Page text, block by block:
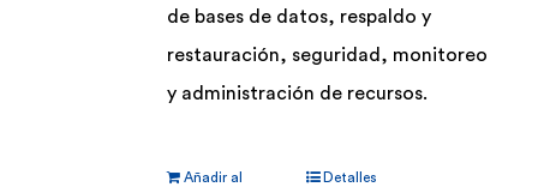
de bases de datos, respaldo y
restauración, seguridad, monitoreo
y administración de recursos.
Añadir al
Detalles